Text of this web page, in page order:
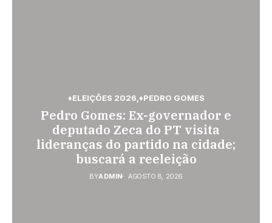
♦PEDRO GOMES
Pedro Gomes: URGENTE: Jovem é
morto na região do Cascalho;
polícia no local
AGOSTO 8, 2026
♦ELEIÇÕES 2026 ♦PEDRO GOMES
Pedro Gomes: Ex-governador e
deputado Zeca do PT visita
lideranças do partido na cidade;
buscará a reeleição
BYADMIN AGOSTO 8, 2026
♦ESPORTES
Vini Jr. torna-se o brasileiro mais
bem pago; veja o top 10
BYADMIN AGOSTO 7, 2026